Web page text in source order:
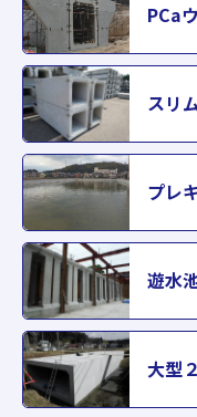
PCa
スリ
プレ
遊水
大型